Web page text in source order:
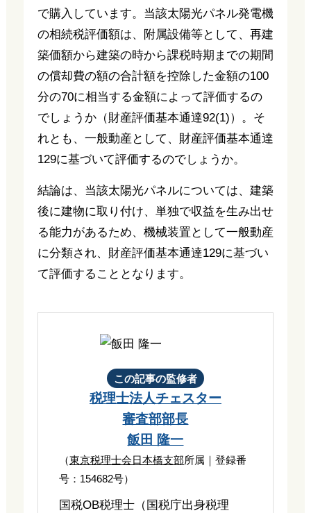
で購入しています。当該太陽光パネル発電機
の相続税評価額は、附属設備等として、再建
築価額から建築の時から課税時期までの期間
の償却費の額の合計額を控除した金額の100
分の70に相当する金額によって評価するの
でしょうか（財産評価基本通達92(1)）。そ
れとも、一般動産として、財産評価基本通達
129に基づいて評価するのでしょうか。
結論は、当該太陽光パネルについては、建築
後に建物に取り付け、単独で収益を生み出せ
る能力があるため、機械装置として一般動産
に分類され、財産評価基本通達129に基づい
て評価することとなります。
この記事の監修者
税理士法人チェスター
審査部部長
飯田 隆一
（東京税理士会日本橋支部所属｜登録番
号：154682号）
国税OB税理士（国税庁出身税理